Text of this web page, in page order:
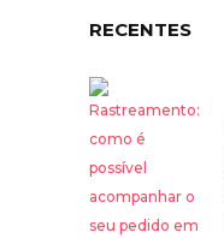
RECENTES